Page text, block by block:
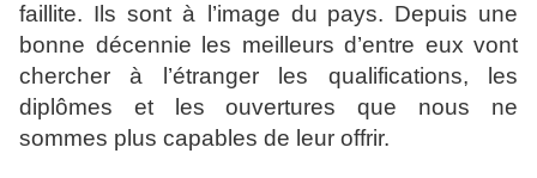
faillite. Ils sont à l’image du pays. Depuis une
bonne décennie les meilleurs d’entre eux vont
chercher à l’étranger les qualifications, les
diplômes et les
ouvertures que nous ne
sommes plus capables de leur offrir.